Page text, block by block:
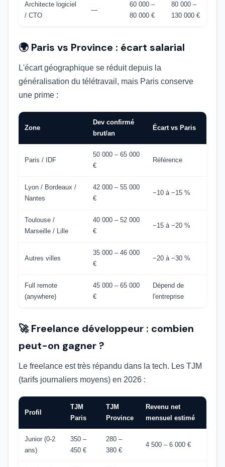
Architecte logiciel
/ CTO
—
60 000 –
80 000 €
80 000 –
130 000 €
🌍 Paris vs Province : écart salarial
L'écart géographique se réduit depuis la
généralisation du télétravail, mais Paris conserve
une prime :
Zone
Dev confirmé
brut/an
Écart vs Paris
Paris / IDF
50 000 – 65 000
€
Référence
Lyon / Bordeaux /
Nantes
42 000 – 55 000
€
−10 à −15 %
Toulouse /
Marseille / Lille
40 000 – 52 000
€
−15 à −20 %
Autres villes
35 000 – 46 000
€
−20 à −30 %
Full remote
(anywhere)
45 000 – 65 000
€
Dépend de
l'entreprise
🚀 Freelance développeur : combien
peut-on gagner ?
Le freelance est très répandu dans la tech. Les TJM
(tarifs journaliers moyens) en 2026 :
Profil
TJM
Paris
TJM
Province
Revenu net
mensuel estimé
Junior (0-2
ans)
350 –
450 €
280 –
380 €
4 500 – 6 000 €